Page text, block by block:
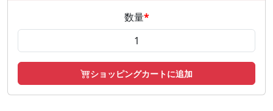
数量*
ショッピングカートに追加